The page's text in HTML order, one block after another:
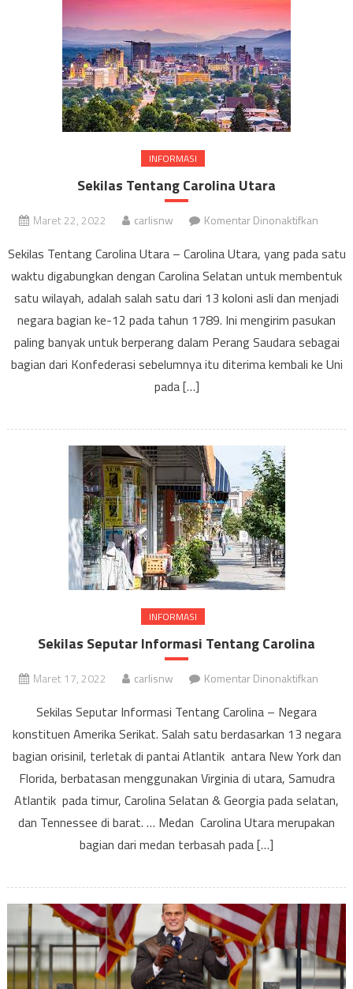
INFORMASI
Sekilas Tentang Carolina Utara
Maret 22, 2022 carlisnw Komentar Dinonaktifkan
Utara
Sekilas Tentang Carolina Utara – Carolina Utara, yang pada satu
waktu digabungkan dengan Carolina Selatan untuk membentuk
satu wilayah, adalah salah satu dari 13 koloni asli dan menjadi
negara bagian ke-12 pada tahun 1789. Ini mengirim pasukan
paling banyak untuk berperang dalam Perang Saudara sebagai
bagian dari Konfederasi sebelumnya itu diterima kembali ke Uni
pada […]
INFORMASI
Sekilas Seputar Informasi Tentang Carolina
Maret 17, 2022 carlisnw Komentar Dinonaktifkan
Sekilas Seputar Informasi Tentang Carolina – Negara
konstituen Amerika Serikat. Salah satu berdasarkan 13 negara
bagian orisinil, terletak di pantai Atlantik antara New York dan
Florida, berbatasan menggunakan Virginia di utara, Samudra
Atlantik pada timur, Carolina Selatan & Georgia pada selatan,
dan Tennessee di barat. … Medan Carolina Utara merupakan
bagian dari medan terbasah pada […]